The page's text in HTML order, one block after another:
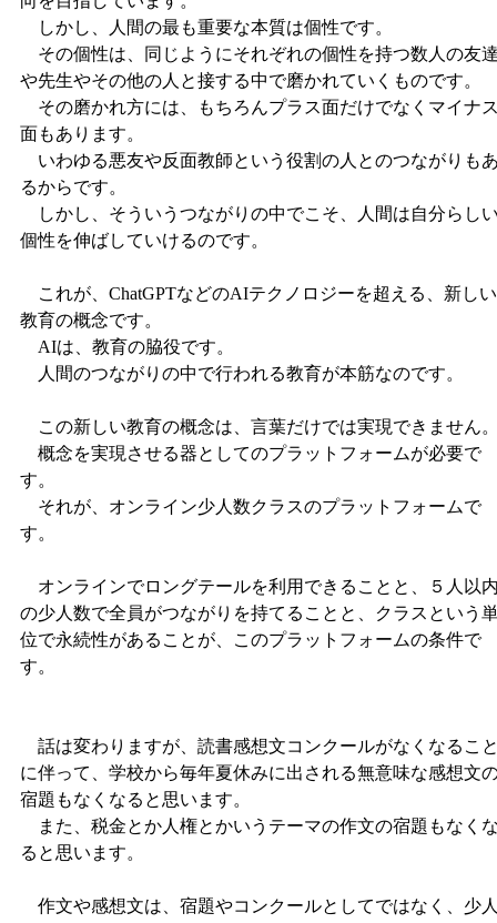
しかし、人間の最も重要な本質は個性です。
その個性は、同じようにそれぞれの個性を持つ数人の友
や先生やその他の人と接する中で磨かれていくものです。
その磨かれ方には、もちろんプラス面だけでなくマイナ
面もあります。
いわゆる悪友や反面教師という役割の人とのつながりも
るからです。
しかし、そういうつながりの中でこそ、人間は自分らし
個性を伸ばしていけるのです。
これが、ChatGPTなどのAIテクノロジーを超える、新しい
教育の概念です。
AIは、教育の脇役です。
人間のつながりの中で行われる教育が本筋なのです。
この新しい教育の概念は、言葉だけでは実現できません
概念を実現させる器としてのプラットフォームが必要で
す。
それが、オンライン少人数クラスのプラットフォームで
す。
オンラインでロングテールを利用できることと、５人以
の少人数で全員がつながりを持てることと、クラスという
位で永続性があることが、このプラットフォームの条件で
す。
話は変わりますが、読書感想文コンクールがなくなるこ
に伴って、学校から毎年夏休みに出される無意味な感想文
宿題もなくなると思います。
また、税金とか人権とかいうテーマの作文の宿題もなく
ると思います。
作文や感想文は、宿題やコンクールとしてではなく、少